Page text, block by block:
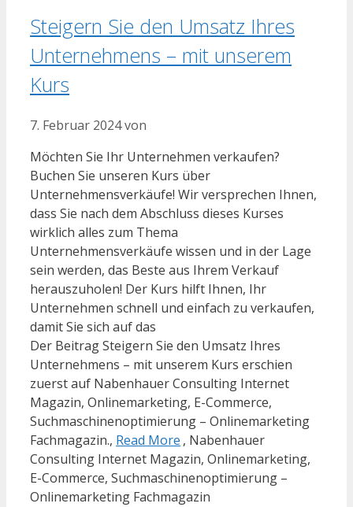
Steigern Sie den Umsatz Ihres
Unternehmens – mit unserem
Kurs
7. Februar 2024von
Möchten Sie Ihr Unternehmen verkaufen?
Buchen Sie unseren Kurs über
Unternehmensverkäufe! Wir versprechen Ihnen,
dass Sie nach dem Abschluss dieses Kurses
wirklich alles zum Thema
Unternehmensverkäufe wissen und in der Lage
sein werden, das Beste aus Ihrem Verkauf
herauszuholen! Der Kurs hilft Ihnen, Ihr
Unternehmen schnell und einfach zu verkaufen,
damit Sie sich auf das
Der Beitrag Steigern Sie den Umsatz Ihres
Unternehmens – mit unserem Kurs erschien
zuerst auf Nabenhauer Consulting Internet
Magazin, Onlinemarketing, E-Commerce,
Suchmaschinenoptimierung – Onlinemarketing
Fachmagazin., Read More , Nabenhauer
Consulting Internet Magazin, Onlinemarketing,
E-Commerce, Suchmaschinenoptimierung –
Onlinemarketing Fachmagazin